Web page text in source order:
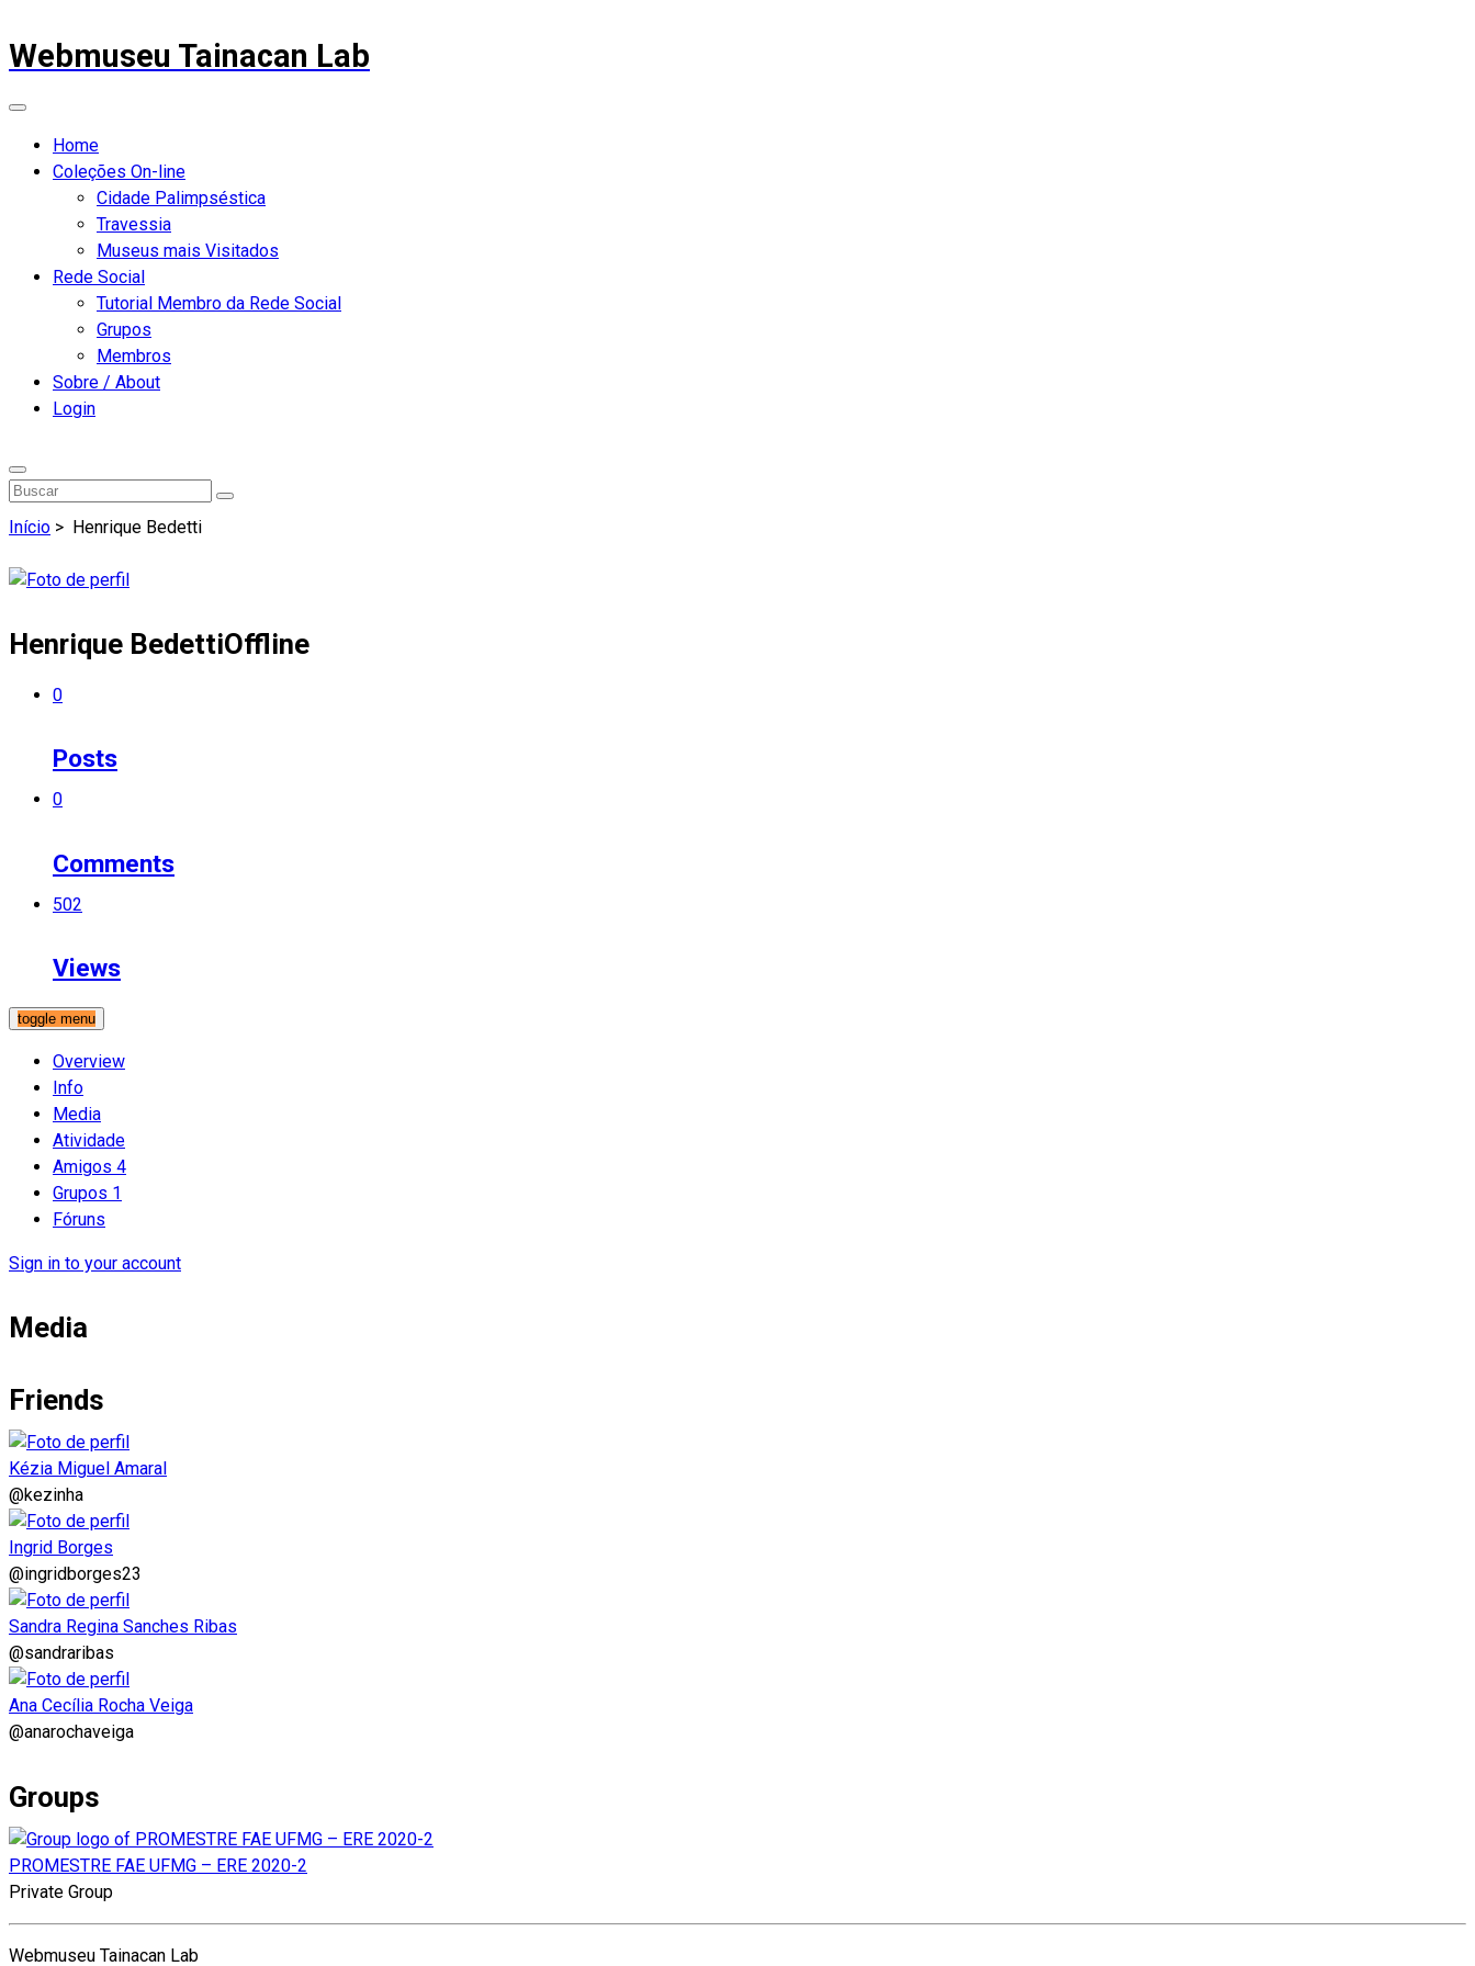
Webmuseu Tainacan Lab
Home
Coleções On-line
Cidade Palimpséstica
Travessia
Museus mais Visitados
Rede Social
Tutorial Membro da Rede Social
Grupos
Membros
Sobre / About
Login
Início > Henrique Bedetti
Henrique BedettiOffline
0
Posts
0
Comments
502
Views
toggle menu
Overview
Info
Media
Atividade
Amigos 4
Grupos 1
Fóruns
Sign in to your account
Media
Friends
Kézia Miguel Amaral
@kezinha
Ingrid Borges
@ingridborges23
Sandra Regina Sanches Ribas
@sandraribas
Ana Cecília Rocha Veiga
@anarochaveiga
Groups
PROMESTRE FAE UFMG – ERE 2020-2
Private Group
Webmuseu Tainacan Lab